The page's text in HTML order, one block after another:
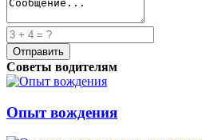
Советы водителям
Опыт вождения